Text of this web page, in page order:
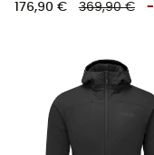
176,90 € 369,90 € -